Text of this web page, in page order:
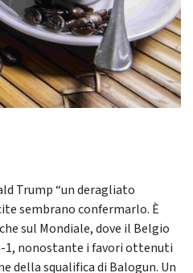
Trump “un deragliato
sembrano confermarlo. È
sul Mondiale, dove il Belgio
nonostante i favori ottenuti
della squalifica di Balogun. Un